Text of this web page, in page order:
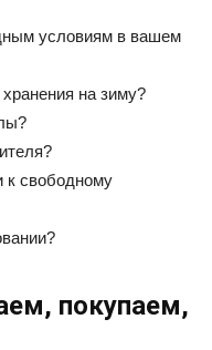
условиям в вашем
на зиму?
к свободному
покупаем,